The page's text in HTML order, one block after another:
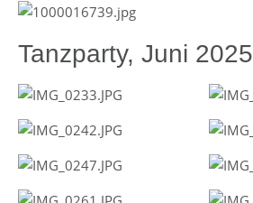
Tanzparty, Juni 2025